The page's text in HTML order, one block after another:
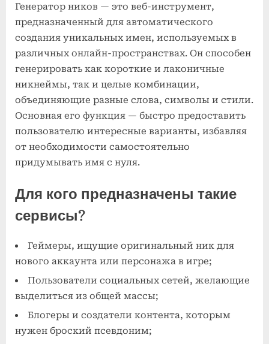
Генератор ников — это веб-инструмент,
предназначенный для автоматического
создания уникальных имен, используемых в
различных онлайн-пространствах. Он способен
генерировать как короткие и лаконичные
никнеймы, так и целые комбинации,
объединяющие разные слова, символы и стили.
Основная его функция — быстро предоставить
пользователю интересные варианты, избавляя
от необходимости самостоятельно
придумывать имя с нуля.
Для кого предназначены такие
сервисы?
Геймеры, ищущие оригинальный ник для
нового аккаунта или персонажа в игре;
Пользователи социальных сетей, желающие
выделиться из общей массы;
Блогеры и создатели контента, которым
нужен броский псевдоним;